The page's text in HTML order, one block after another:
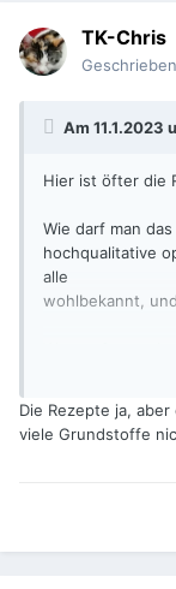
TK-Chris
Geschrieben
Am 11.1.2023
Hier ist öfter die
Wie darf man
hochqualitative
alle
wohlbekannt,
Die Rezepte ja,
viele Grundstoffe